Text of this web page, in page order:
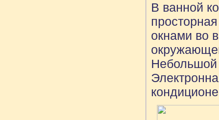
В ванной
окнами во